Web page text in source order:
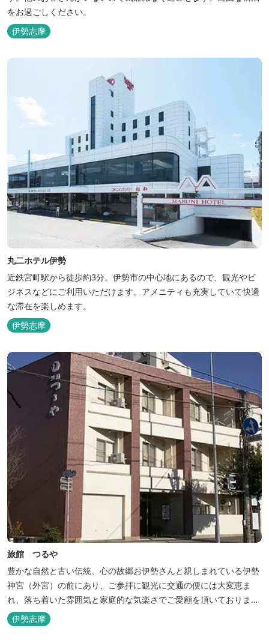
をお過ごしください。
伊勢志摩
丸二ホテル伊勢
近鉄宮町駅から徒歩約3分。伊勢市の中心地にあるので、観光やビ
ジネスなどにご利用いただけます。アメニティも充実していて快適
な滞在を楽しめます。
伊勢志摩
旅館 つるや
豊かな自然と古い伝統、心の故郷お伊勢さんと親しまれている伊勢
神宮（外宮）の前にあり、ご参拝に観光に交通の便には大変恵ま
れ、落ち着いた雰囲気と家庭的な気楽さでご愛顧を頂いておりま
す。
伊勢志摩